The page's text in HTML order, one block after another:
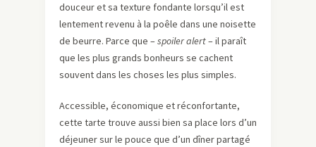
douceur et sa texture fondante lorsqu’il est
lentement revenu à la poêle dans une noisette
de beurre. Parce que –spoiler alert– il paraît
que les plus grands bonheurs se cachent
souvent dans les choses les plus simples.
Accessible, économique et réconfortante,
cette tarte trouve aussi bien sa place lors d’un
déjeuner sur le pouce que d’un dîner partagé